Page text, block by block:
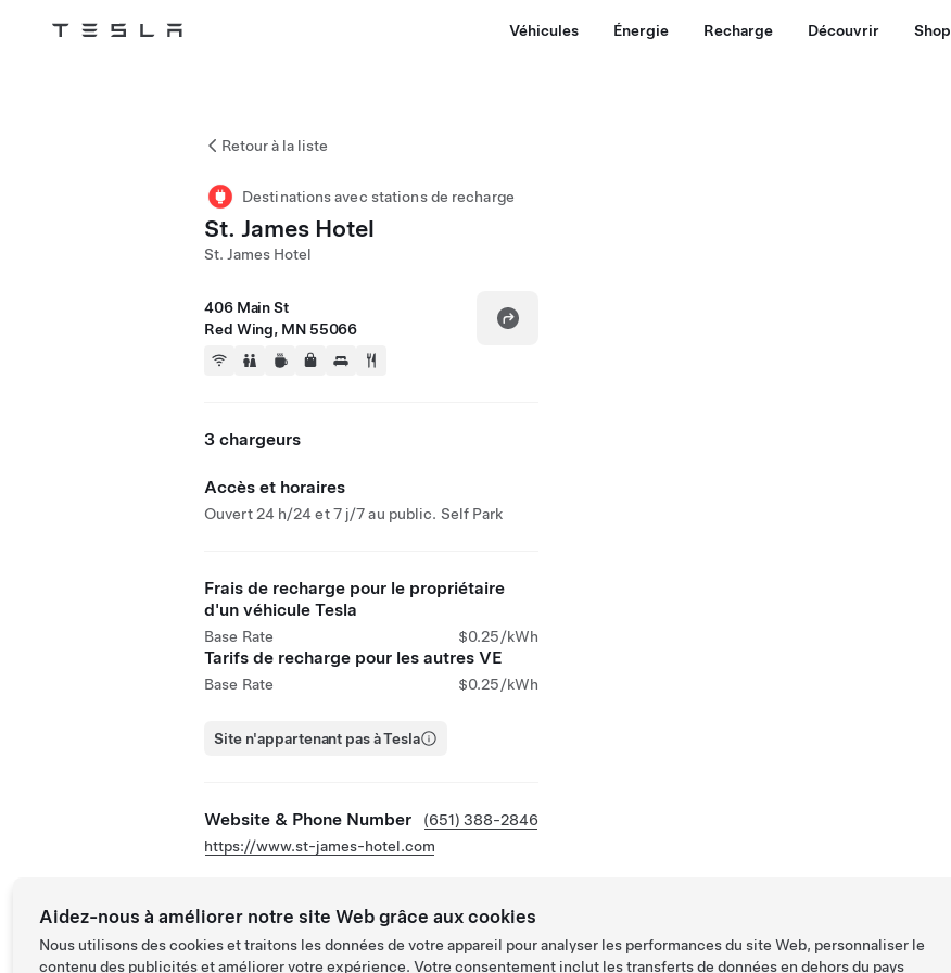
Tesla Véhicules Énergie Recharge Découvrir Shop
Retour à la liste
Destinations avec stations de recharge
St. James Hotel
St. James Hotel
406 Main St
Red Wing, MN 55066
3 chargeurs
Accès et horaires
Ouvert 24 h/24 et 7 j/7 au public. Self Park
Frais de recharge pour le propriétaire
d'un véhicule Tesla
Base Rate $0.25/kWh
Tarifs de recharge pour les autres VE
Base Rate $0.25/kWh
Site n'appartenant pas à Tesla
Website & Phone Number
(651) 388-2846
https://www.st-james-hotel.com
Aidez-nous à améliorer notre site Web grâce aux cookies
Nous utilisons des cookies et traitons les données de votre appareil pour analyser les performances du site Web, personnaliser le
contenu des publicités et améliorer votre expérience. Votre consentement inclut les transferts de données en dehors du pays